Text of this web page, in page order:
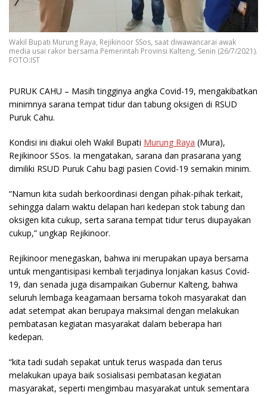
Wakil Bupati Murung Raya, Rejikinoor SSos, saat diwawancarai awak
media usai rakor bersama Pemerintah Provinsi Kalteng, Senin (26/7/2021).
FOTO:IST
PURUK CAHU – Masih tingginya angka Covid-19, mengakibatkan
minimnya sarana tempat tidur dan tabung oksigen di RSUD
Puruk Cahu.
Kondisi ini diakui oleh Wakil Bupati Murung Raya (Mura),
Rejikinoor SSos. Ia mengatakan, sarana dan prasarana yang
dimiliki RSUD Puruk Cahu bagi pasien Covid-19 semakin minim.
“Namun kita sudah berkoordinasi dengan pihak-pihak terkait,
sehingga dalam waktu delapan hari kedepan stok tabung dan
oksigen kita cukup, serta sarana tempat tidur terus diupayakan
cukup,” ungkap Rejikinoor.
Rejikinoor menegaskan, bahwa ini merupakan upaya bersama
untuk mengantisipasi kembali terjadinya lonjakan kasus Covid-
19, dan senada juga disampaikan Gubernur Kalteng, bahwa
seluruh lembaga keagamaan bersama tokoh masyarakat dan
adat setempat akan berupaya maksimal dengan melakukan
pembatasan kegiatan masyarakat dalam beberapa hari
kedepan.
“kita tadi sudah sepakat untuk terus waspada dan terus
melakukan upaya baik sosialisasi pembatasan kegiatan
masyarakat, seperti mengimbau masyarakat untuk sementara